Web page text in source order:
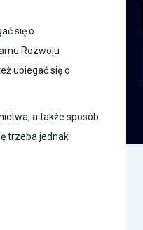
się o
Rozwoju
ubiegać się o
a także sposób
trzeba jednak